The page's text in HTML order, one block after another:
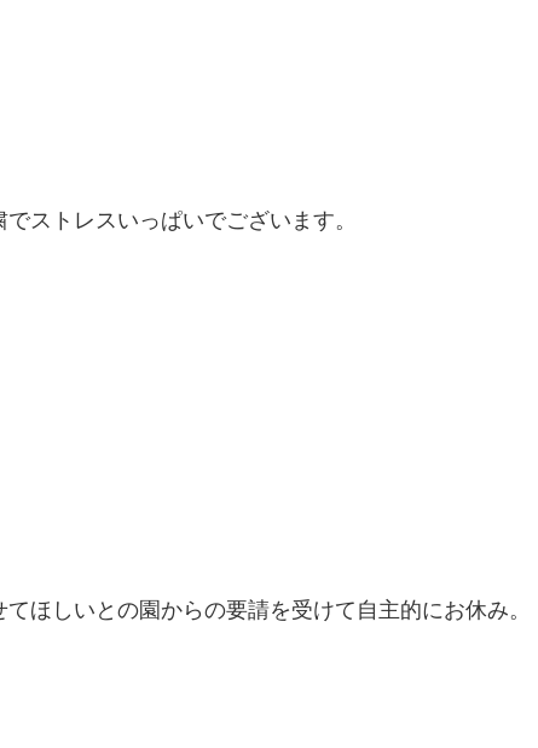
ストレスいっぱいでございます。
ほしいとの園からの要請を受けて自主的にお休み。